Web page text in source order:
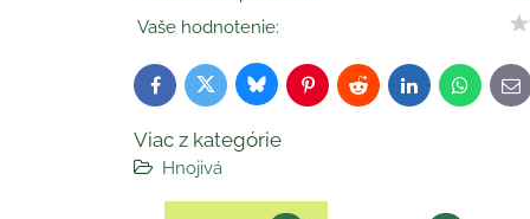
Vaše hodnotenie:
FacebookTwitterBlueskyPinterestReddit LinkedIn
E-
mail
Viac z kategórie
Hnojivá